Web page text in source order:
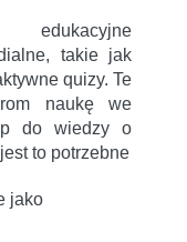
edukacyjne
takie jak
quizy. Te
naukę we
do wiedzy o
to potrzebne
jako